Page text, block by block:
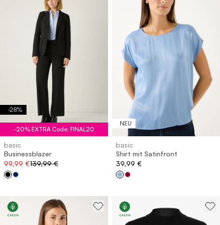
-28%
-20% EXTRA Code: FINAL20
basic
Businessblazer
99,99 €139,99 €
NEU
basic
Shirt mit Satinfront
39,99 €